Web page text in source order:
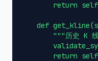
return
def
"""历史 K
return